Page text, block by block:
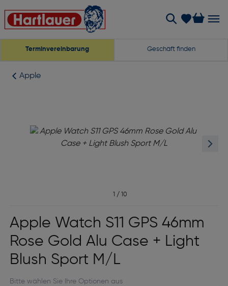
Terminvereinbarung Geschäft finden
Apple
1 / 10
Apple Watch S11 GPS 46mm
Rose Gold Alu Case + Light
Blush Sport M/L
Bitte wählen Sie Ihre Optionen aus